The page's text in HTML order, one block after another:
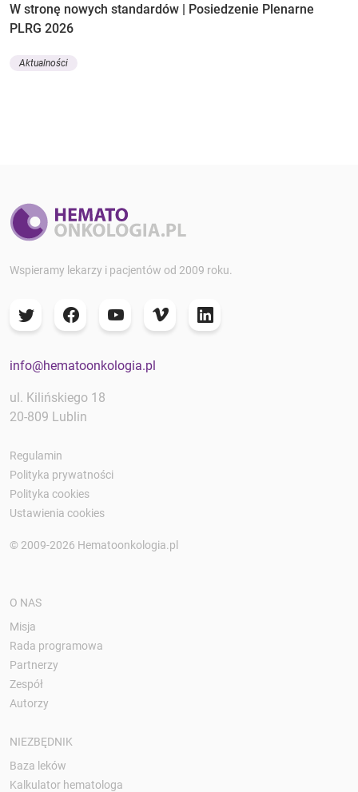
W stronę nowych standardów | Posiedzenie Plenarne
PLRG 2026
Aktualności
Wspieramy lekarzy i pacjentów od 2009 roku.
info@hematoonkologia.pl
ul. Kilińskiego 18
20-809 Lublin
Regulamin
Polityka prywatności
Polityka cookies
Ustawienia cookies
© 2009-2026 Hematoonkologia.pl
O NAS
Misja
Rada programowa
Partnerzy
Zespół
Autorzy
NIEZBĘDNIK
Baza leków
Kalkulator hematologa